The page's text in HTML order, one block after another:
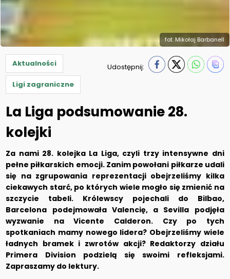
fot. Mikołaj Barbanell
Aktualności
Ligi zagraniczne
Udostępnij:
La Liga podsumowanie 28.
kolejki
Za nami 28. kolejka La Liga, czyli trzy intensywne dni
pełne piłkarskich emocji. Zanim powołani piłkarze udali
się na zgrupowania reprezentacji obejrzeliśmy kilka
ciekawych starć, po których wiele mogło się zmienić na
szczycie tabeli. Królewscy pojechali do Bilbao,
Barcelona podejmowała Valencię, a Sevilla podjęła
wyzwanie na Vicente Calderon. Czy po tych
spotkaniach mamy nowego lidera? Obejrzeliśmy wiele
ładnych bramek i zwrotów akcji? Redaktorzy działu
Primera Division podzielą się swoimi refleksjami.
Zapraszamy do lektury.